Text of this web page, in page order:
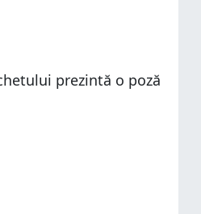
prezintă o poză